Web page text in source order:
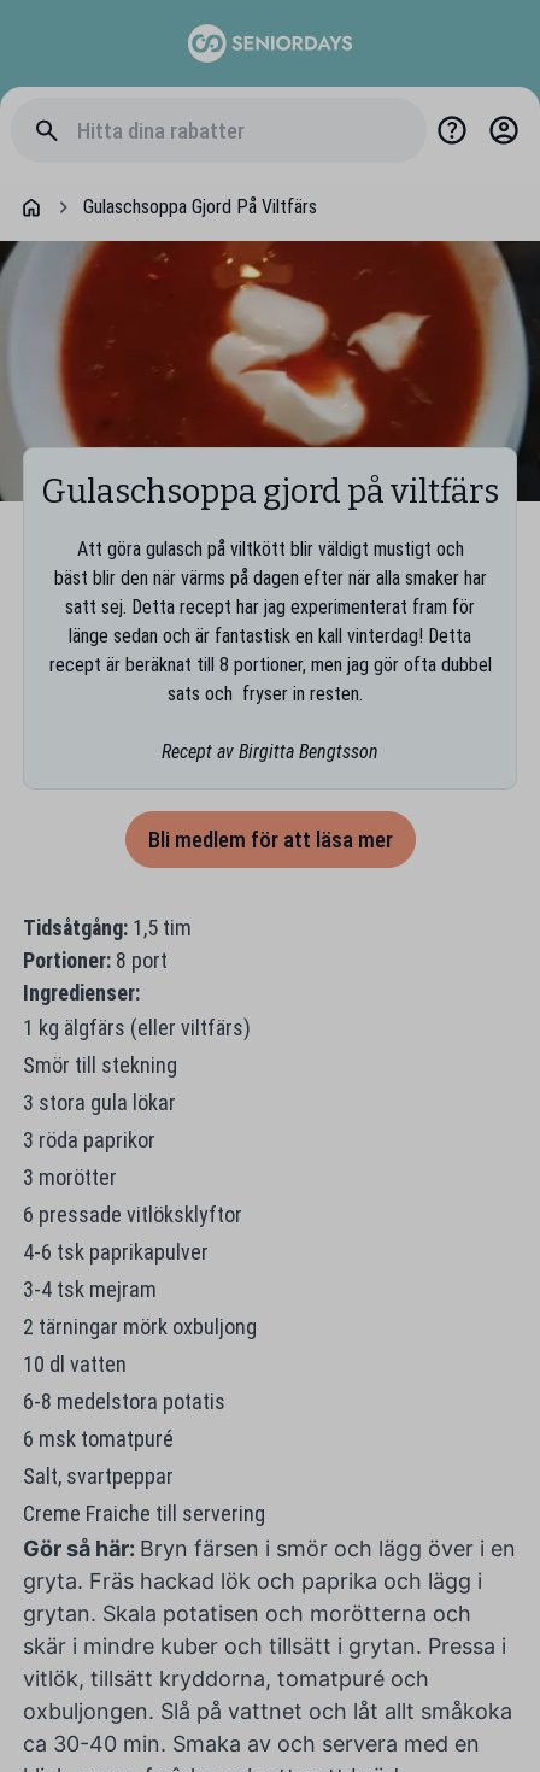
Gulaschsoppa Gjord På Viltfärs
Gulaschsoppa gjord på viltfärs
Att göra gulasch på viltkött blir väldigt mustigt och
bäst blir den när värms på dagen efter när alla smaker har
satt sej. Detta recept har jag experimenterat fram för
länge sedan och är fantastisk en kall vinterdag! Detta
recept är beräknat till 8 portioner, men jag gör ofta dubbel
sats och fryser in resten.
Recept av Birgitta Bengtsson
Bli medlem för att läsa mer
Tidsåtgång:1,5 tim
Portioner:8 port
Ingredienser:
1 kg älgfärs (eller viltfärs)
Smör till stekning
3 stora gula lökar
3 röda paprikor
3 morötter
6 pressade vitlöksklyftor
4-6 tsk paprikapulver
3-4 tsk mejram
2 tärningar mörk oxbuljong
10 dl vatten
6-8 medelstora potatis
6 msk tomatpuré
Salt, svartpeppar
Creme Fraiche till servering
Gör så här: Bryn färsen i smör och lägg över i en
gryta. Fräs hackad lök och paprika och lägg i
grytan. Skala potatisen och morötterna och
skär i mindre kuber och tillsätt i grytan. Pressa i
vitlök, tillsätt kryddorna, tomatpuré och
oxbuljongen. Slå på vattnet och låt allt småkoka
ca 30-40 min. Smaka av och servera med en